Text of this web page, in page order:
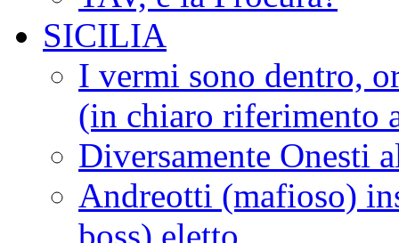
SICILIA
I vermi sono dentro,
(in chiaro riferimento
Diversamente Onesti
Andreotti (mafioso)
boss) eletto